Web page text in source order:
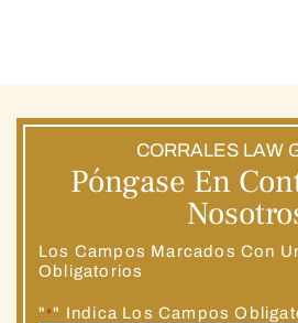
CORRALES LAW
Póngase En
Los Campos Marcados Con
Obligatorios
" *" Indica Los Campos